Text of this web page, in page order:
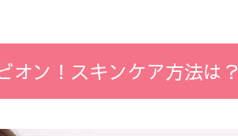
オン！スキンケア方法は？